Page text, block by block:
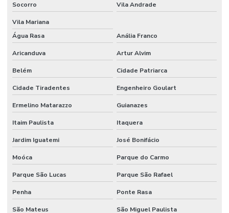
Fornos industriais para tratamento térmico
Gerador de ar quente
Gerador de ar quente a gás
Gerador de ar quente industrial
Manutenção estufas industriais
Onde comprar forno industrial
Projeto estufa pintura eletrostática
Projeto de estufa para secagem
Quanto custa um forno industrial
Reforma de estufas
Socorro Vila Andrade
Vila Mariana
Água Rasa
Anália Franco
Aricanduva Artur Alvim
Belém Cidade Patriarca
Cidade Tiradentes Engenheiro Goulart
Ermelino Matarazzo Guianazes
Itaim Paulista Itaquera
Jardim Iguatemi José Bonifácio
Moóca Parque do Carmo
Parque São Lucas Parque São Rafael
Penha Ponte Rasa
São Mateus São Miguel Paulista